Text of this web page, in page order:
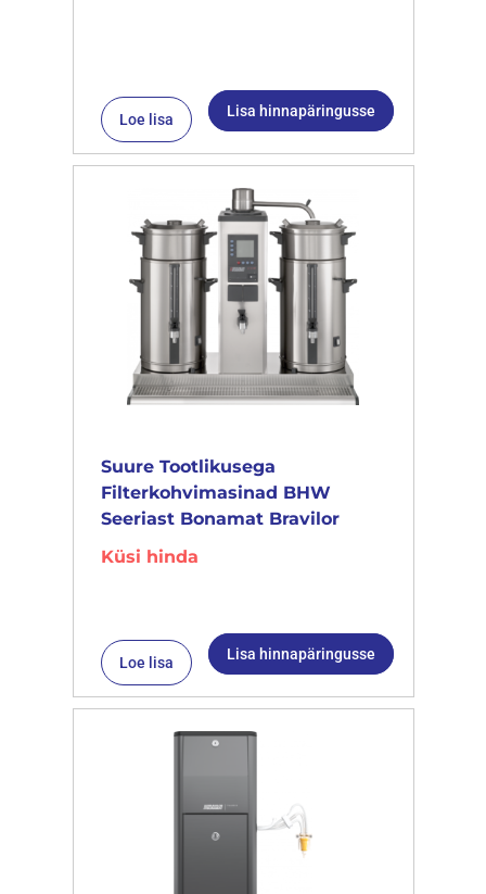
Loe lisa Lisa hinnapäringusse
Suure Tootlikusega
Filterkohvimasinad BHW
Seeriast Bonamat Bravilor
Küsi hinda
Loe lisa Lisa hinnapäringusse